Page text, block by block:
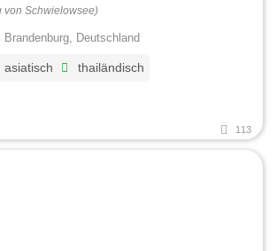
von Schwielowsee)
Deutschland
asiatisch thailändisch
113